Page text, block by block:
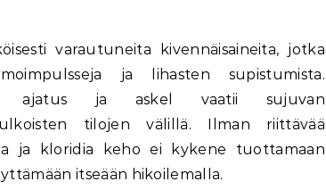
varautuneita kivennäisaineita, jotka
ja lihasten supistumista.
ajatus ja askel vaatii sujuvan
tilojen välillä. Ilman riittävää
ja kloridia keho ei kykene tuottamaan
itseään hikoilemalla.